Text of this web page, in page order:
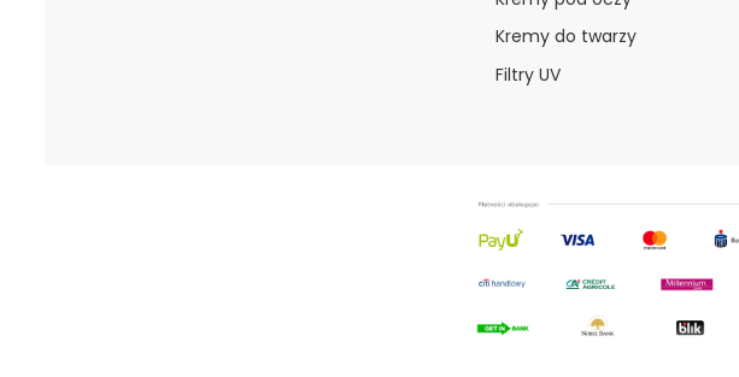
Kremy do twarzy
Filtry UV